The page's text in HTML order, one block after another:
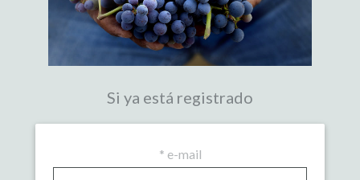
Si ya está registrado
* e-mail